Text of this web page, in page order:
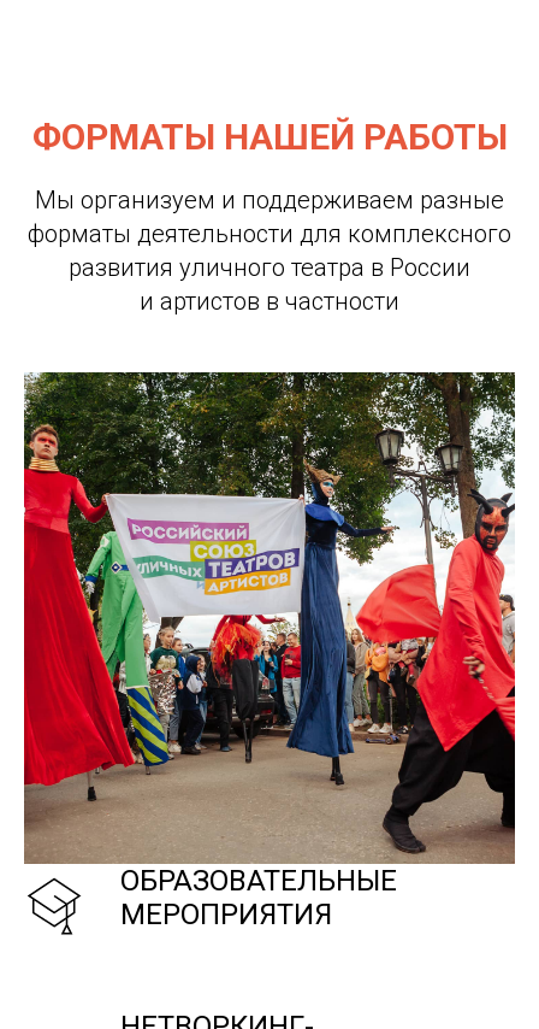
ФОРМАТЫ НАШЕЙ РАБОТЫ
Мы организуем и поддерживаем разные
форматы деятельности для комплексного
развития уличного театра в России
и артистов в частности
ОБРАЗОВАТЕЛЬНЫЕ
МЕРОПРИЯТИЯ